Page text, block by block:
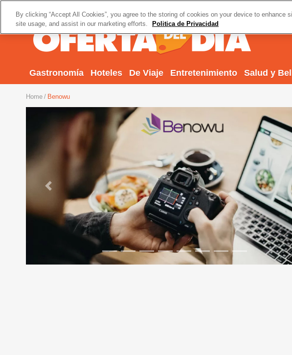
Gastronomía Hoteles De Viaje Entretenimiento Salud y
Home Benowu
Previous
By clicking “Accept All Cookies”, you agree to the storing of cookies on your device to enhance
site usage, and assist in our marketing efforts.
Politica de Privacidad